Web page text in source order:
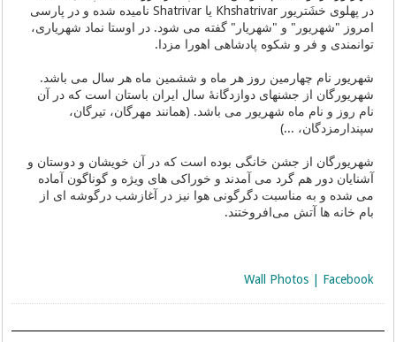
در پهلوی خشَتریور Khshatrivar یا Shatrivar نامیده شده و در پارسی
امروز "شهریور" و "شهریار" گفته می شود. در اوستا نماد شهریاری،
توانمندی و فر و شکوه پادشاهی اهورا مزدا.
شهریور نام چهارمین روز هر ماه و ششمین ماه هر سال می باشد.
شهریورگان از جشنهای دوازدگانهٔ سال ایران باستان ‌است که در آن
نام روز و نام ماه شهریور می باشد. (همانند مهرگان، تیرگان،
سپندارمزدگان، ...)
شهریورگان از جشن خانگی بوده است که در آن خویشان و دوستان و
آشنایان دور هم گرد می آمدند و خوراکی های ویژه و گوناگون آماده
می شده و به مناسبت دگرگونی هوا نیز در آغازشب درگوشه ای از
بام خانه ها آتش می‌افروختند.
Wall Photos | Facebook